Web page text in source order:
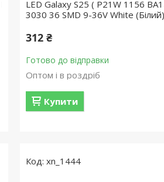
LED Galaxy S25 ( P21W 1156
3030 36 SMD 9-36V White (Білий)
312 ₴
Готово до відправки
Оптом і в роздріб
Купити
xn_1444